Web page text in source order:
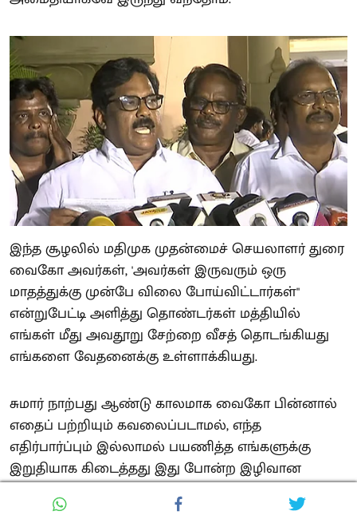
இந்த சூழலில் மதிமுக முதன்மைச் செயலாளர் துரை
வைகோ அவர்கள், 'அவர்கள் இருவரும் ஒரு
மாதத்துக்கு முன்பே விலை போய்விட்டார்கள்"
என்றுபேட்டி அளித்து தொண்டர்கள் மத்தியில்
எங்கள் மீது அவதூறு சேற்றை வீசத் தொடங்கியது
எங்களை வேதனைக்கு உள்ளாக்கியது.
சுமார் நாற்பது ஆண்டு காலமாக வைகோ பின்னால்
எதைப் பற்றியும் கவலைப்படாமல், எந்த
எதிர்பார்ப்பும் இல்லாமல் பயணித்த எங்களுக்கு
இறுதியாக கிடைத்தது இது போன்ற இழிவான
பழிச்சொல்லே. இதைத் தாங்கிக் கொள்ள முடியாமல்
துடிக்கிறோம்.